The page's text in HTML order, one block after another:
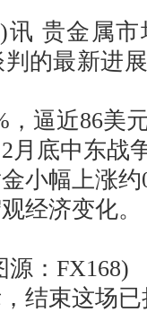
贵金属市
的最新进
逼近86美
月底中东战
小幅上涨
经济变化。
：FX168)
束这场已